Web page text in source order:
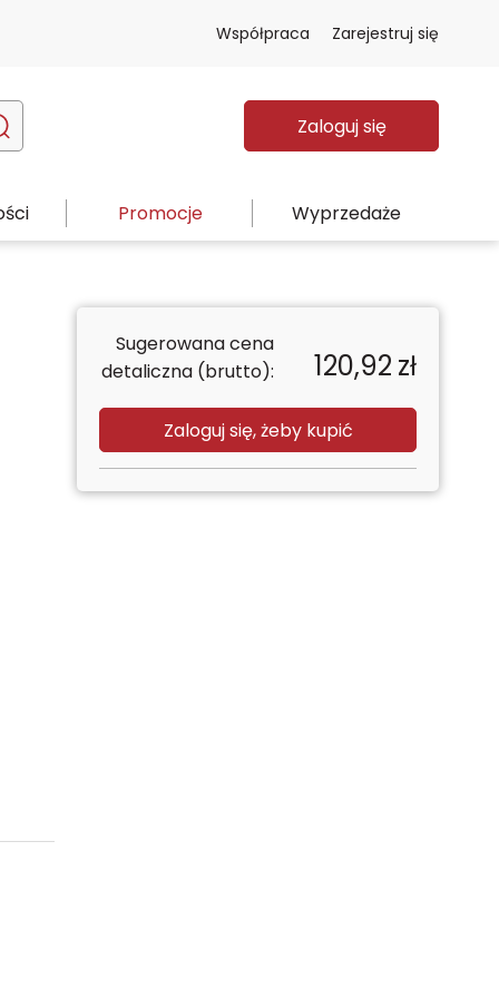
Współpraca Zarejestruj się
Zaloguj się
Promocje Wyprzedaże
Sugerowana cena
detaliczna (brutto):
120,92 zł
Zaloguj się, żeby kupić